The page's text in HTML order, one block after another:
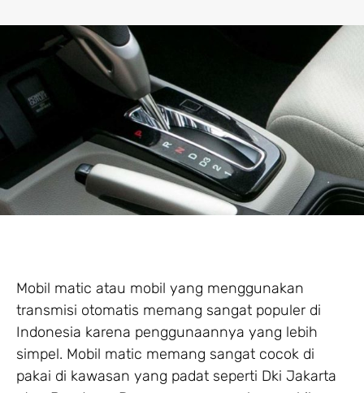
Mobil matic atau mobil yang menggunakan
transmisi otomatis memang sangat populer di
Indonesia karena penggunaannya yang lebih
simpel. Mobil matic memang sangat cocok di
pakai di kawasan yang padat seperti Dki Jakarta